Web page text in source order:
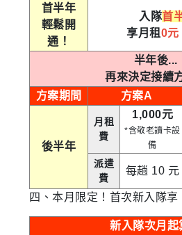
首半年
輕鬆開
通！
入隊首
享月租 0元
半年後...
再來決定接續
方案期間
方案A
後半年
月租
費
1,000元
*含敬老讀卡設
備
派遣
費
每趟 10 元
四、本月限定！首次新入隊享
新入隊次月起